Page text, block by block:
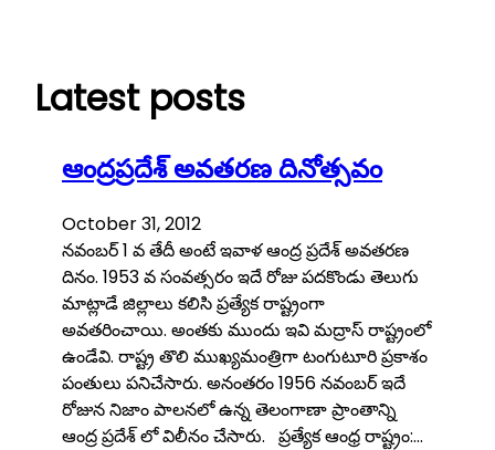
Latest posts
ఆంద్రప్రదేశ్ అవతరణ దినోత్సవం
October 31, 2012
నవంబర్ 1 వ తేదీ అంటే ఇవాళ ఆంద్ర ప్రదేశ్ అవతరణ
దినం. 1953 వ సంవత్సరం ఇదే రోజు పదకొండు తెలుగు
మాట్లాడే జిల్లాలు కలిసి ప్రత్యేక రాష్ట్రంగా
అవతరించాయి. అంతకు ముందు ఇవి మద్రాస్ రాష్ట్రంలో
ఉండేవి. రాష్ట్ర తొలి ముఖ్యమంత్రిగా టంగుటూరి ప్రకాశం
పంతులు పనిచేసారు. అనంతరం 1956 నవంబర్ ఇదే
రోజున నిజాం పాలనలో ఉన్న తెలంగాణా ప్రాంతాన్ని
ఆంద్ర ప్రదేశ్ లో విలీనం చేసారు. ప్రత్యేక ఆంధ్ర రాష్ట్రం:…